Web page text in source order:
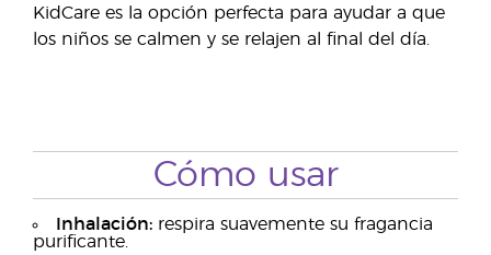
KidCare es la opción perfecta para ayudar a que
los niños se calmen y se relajen al final del día.
Cómo usar
Inhalación: respira suavemente su fragancia
purificante.